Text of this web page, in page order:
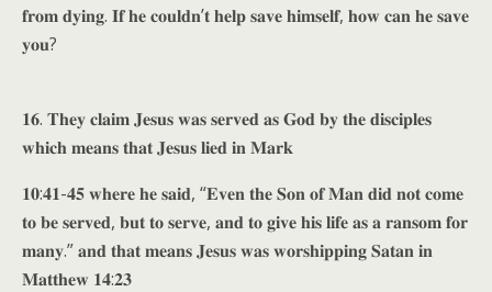
𝐟𝐫𝐨𝐦 𝐝𝐲𝐢𝐧𝐠. 𝐈𝐟 𝐡𝐞 𝐜𝐨𝐮𝐥𝐝𝐧’𝐭 𝐡𝐞𝐥𝐩 𝐬𝐚𝐯𝐞 𝐡𝐢𝐦𝐬𝐞𝐥𝐟, 𝐡𝐨𝐰 𝐜𝐚𝐧 𝐡𝐞 𝐬𝐚𝐯𝐞
𝐲𝐨𝐮?
𝟏𝟔. 𝐓𝐡𝐞𝐲 𝐜𝐥𝐚𝐢𝐦 𝐉𝐞𝐬𝐮𝐬 𝐰𝐚𝐬 𝐬𝐞𝐫𝐯𝐞𝐝 𝐚𝐬 𝐆𝐨𝐝 𝐛𝐲 𝐭𝐡𝐞 𝐝𝐢𝐬𝐜𝐢𝐩𝐥𝐞𝐬
𝐰𝐡𝐢𝐜𝐡 𝐦𝐞𝐚𝐧𝐬 𝐭𝐡𝐚𝐭 𝐉𝐞𝐬𝐮𝐬 𝐥𝐢𝐞𝐝 𝐢𝐧 𝐌𝐚𝐫𝐤
𝟏𝟎:𝟒𝟏-𝟒𝟓 𝐰𝐡𝐞𝐫𝐞 𝐡𝐞 𝐬𝐚𝐢𝐝, “𝐄𝐯𝐞𝐧 𝐭𝐡𝐞 𝐒𝐨𝐧 𝐨𝐟 𝐌𝐚𝐧 𝐝𝐢𝐝 𝐧𝐨𝐭 𝐜𝐨𝐦𝐞
𝐭𝐨 𝐛𝐞 𝐬𝐞𝐫𝐯𝐞𝐝, 𝐛𝐮𝐭 𝐭𝐨 𝐬𝐞𝐫𝐯𝐞, 𝐚𝐧𝐝 𝐭𝐨 𝐠𝐢𝐯𝐞 𝐡𝐢𝐬 𝐥𝐢𝐟𝐞 𝐚𝐬 𝐚 𝐫𝐚𝐧𝐬𝐨𝐦 𝐟𝐨𝐫
𝐦𝐚𝐧𝐲.” 𝐚𝐧𝐝 𝐭𝐡𝐚𝐭 𝐦𝐞𝐚𝐧𝐬 𝐉𝐞𝐬𝐮𝐬 𝐰𝐚𝐬 𝐰𝐨𝐫𝐬𝐡𝐢𝐩𝐩𝐢𝐧𝐠 𝐒𝐚𝐭𝐚𝐧 𝐢𝐧
𝐌𝐚𝐭𝐭𝐡𝐞𝐰 𝟏𝟒:𝟐𝟑